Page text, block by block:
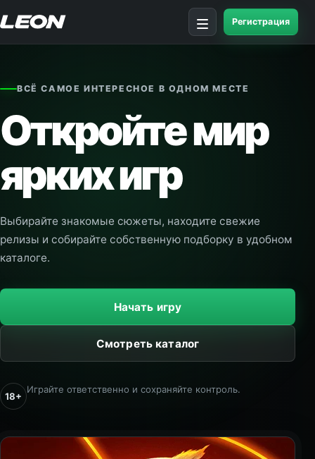
Открыть меню
Регистрация
ВСЁ САМОЕ ИНТЕРЕСНОЕ В ОДНОМ МЕСТЕ
Откройте мир
ярких игр
Выбирайте знакомые сюжеты, находите свежие
релизы и собирайте собственную подборку в удобном
каталоге.
Начать игру
Смотреть каталог
18+
Играйте ответственно и сохраняйте контроль.